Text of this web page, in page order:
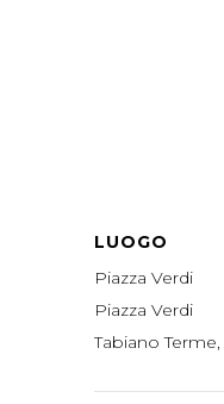
LUOGO
Piazza Verdi
Piazza Verdi
Tabiano Terme,